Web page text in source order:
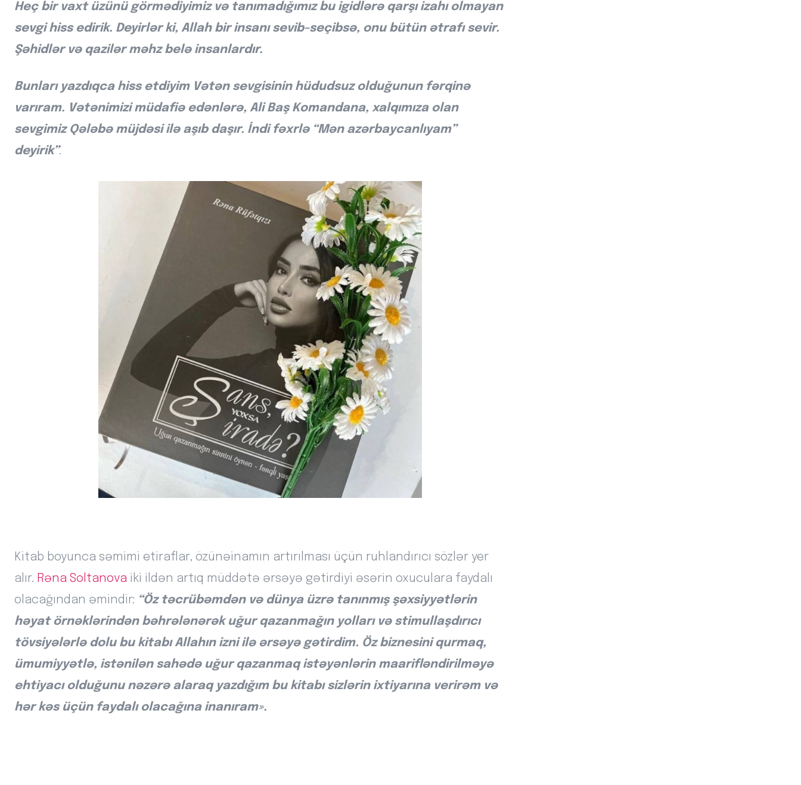
Heç bir vaxt üzünü görmədiyimiz və tanımadığımız bu igidlərə qarşı izahı olmayan
sevgi hiss edirik. Deyirlər ki, Allah bir insanı sevib-seçibsə, onu bütün ətrafı sevir.
Şəhidlər və qazilər məhz belə insanlardır.
Bunları yazdıqca hiss etdiyim Vətən sevgisinin hüdudsuz olduğunun fərqinə
varıram. Vətənimizi müdafiə edənlərə, Ali Baş Komandana, xalqımıza olan
sevgimiz Qələbə müjdəsi ilə aşıb daşır. İndi fəxrlə “Mən azərbaycanlıyam”
deyirik”.
Kitab boyunca səmimi etiraflar, özünəinamın artırılması üçün ruhlandırıcı sözlər yer
alır. Rəna Soltanova iki ildən artıq müddətə ərsəyə gətirdiyi əsərin oxuculara faydalı
olacağından əmindir: “Öz təcrübəmdən və dünya üzrə tanınmış şəxsiyyətlərin
həyat örnəklərindən bəhrələnərək uğur qazanmağın yolları və stimullaşdırıcı
tövsiyələrlə dolu bu kitabı Allahın izni ilə ərsəyə gətirdim. Öz biznesini qurmaq,
ümumiyyətlə, istənilən sahədə uğur qazanmaq istəyənlərin maarifləndirilməyə
ehtiyacı olduğunu nəzərə alaraq yazdığım bu kitabı sizlərin ixtiyarına verirəm və
hər kəs üçün faydalı olacağına inanıram».